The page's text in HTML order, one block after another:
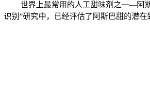
世界上最常用的人工甜味剂之一—阿斯
识别”研究中，已经评估了阿斯巴甜的潜